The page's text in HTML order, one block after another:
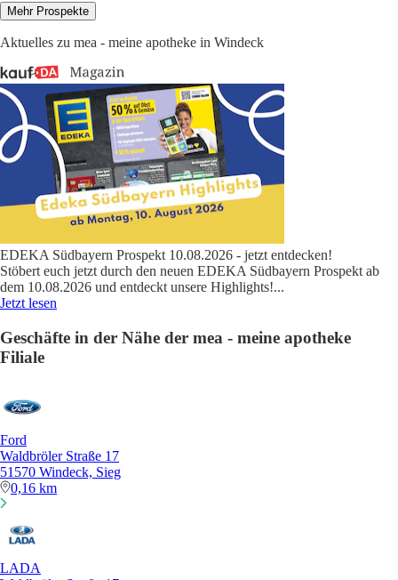
Mehr Prospekte
Aktuelles zu mea - meine apotheke in Windeck
EDEKA Südbayern Prospekt 10.08.2026 - jetzt entdecken!
Stöbert euch jetzt durch den neuen EDEKA Südbayern Prospekt ab
dem 10.08.2026 und entdeckt unsere Highlights!...
Jetzt lesen
Geschäfte in der Nähe der mea - meine apotheke
Filiale
Ford
Waldbröler Straße 17
51570 Windeck, Sieg
0,16 km
LADA